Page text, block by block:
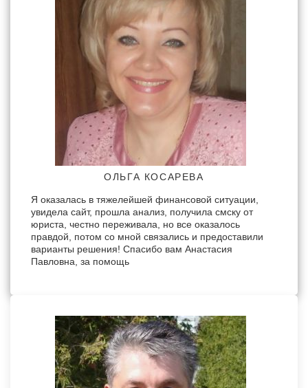
ОЛЬГА КОСАРЕВА
Я оказалась в тяжелейшей финансовой ситуации,
увидела сайт, прошла анализ, получила смску от
юриста, честно переживала, но все оказалось
правдой, потом со мной связались и предоставили
варианты решения! Спасибо вам Анастасия
Павловна, за помощь